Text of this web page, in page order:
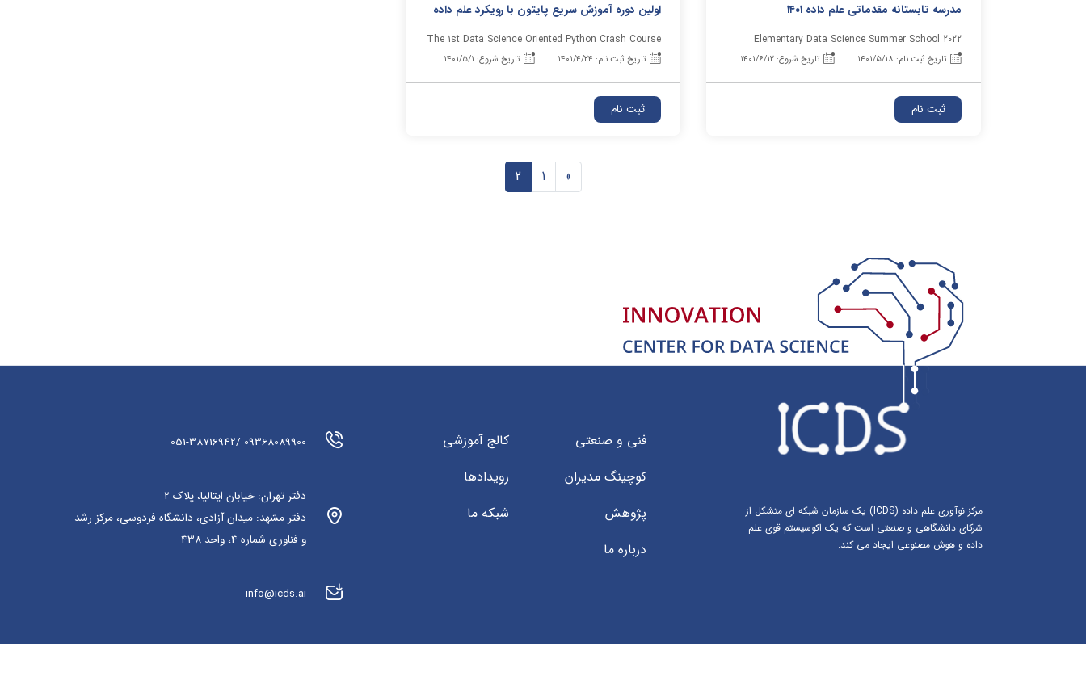
مدرسه تابستانه مقدماتی علم داده ١۴۰١
Elementary Data Science Summer School 2022
تاریخ ثبت نام: ۱۴۰۱/۵/۱۸ تاریخ شروع: ۱۴۰۱/۶/۱۲
ثبت نام
اولین دوره آموزش سریع پایتون با رویکرد علم داده
The 1st Data Science Oriented Python Crash Course
تاریخ ثبت نام: ۱۴۰۱/۴/۲۴ تاریخ شروع: ۱۴۰۱/۵/۱
ثبت نام
»
1
2
مرکز نوآوری علم داده (ICDS) یک سازمان شبکه ای متشکل از
شرکای دانشگاهی و صنعتی است که یک اکوسیستم قوی علم
داده و هوش مصنوعی ایجاد می کند.
فنی و صنعتی
کالج آموزشی
کوچینگ مدیران
رویداد‌ها
پژوهش
شبکه ما
درباره ما
09368089900 /051-38716942
دفتر تهران: خیابان ایتالیا، پلاک 2
دفتر مشهد: میدان آزادی، دانشگاه فردوسی، مرکز رشد
و فناوری شماره 4، واحد 438
info@icds.ai